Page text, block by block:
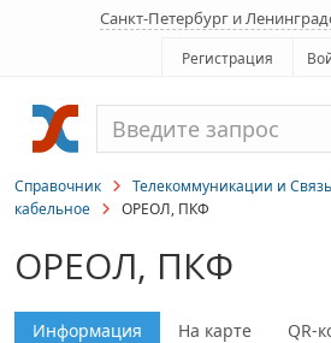
Санкт-Петербург и
Регистрация
Справочник Телекоммуникации и Связь
кабельное
ОРЕОЛ, ПКФ
ОРЕОЛ, ПКФ
Информация На карте QR-